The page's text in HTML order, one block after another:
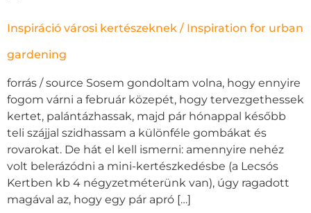
Inspiráció városi kertészeknek / Inspiration for urban
gardening
forrás / source Sosem gondoltam volna, hogy ennyire
fogom várni a február közepét, hogy tervezgethessek
kertet, palántázhassak, majd pár hónappal később
teli szájjal szidhassam a különféle gombákat és
rovarokat. De hát el kell ismerni: amennyire nehéz
volt belerázódni a mini-kertészkedésbe (a Lecsós
Kertben kb 4 négyzetméterünk van), úgy ragadott
magával az, hogy egy pár apró […]